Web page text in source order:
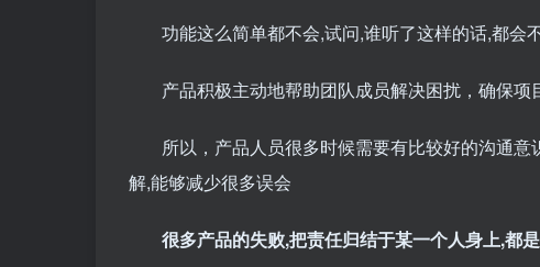
功能这么简单都不会,试问,谁听了这样的话,都会
产品积极主动地帮助团队成员解决困扰，确保项
所以，产品人员很多时候需要有比较好的沟通
解,能够减少很多误会
很多产品的失败,把责任归结于某一个人身上,都